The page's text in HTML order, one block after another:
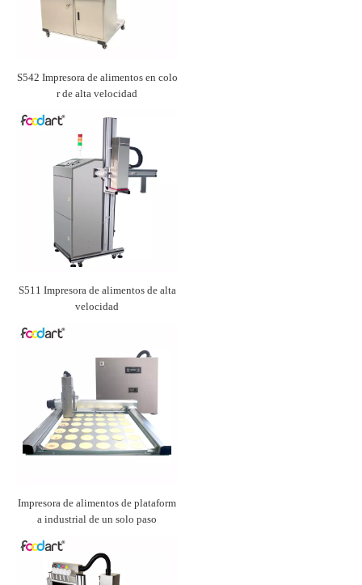
S542 Impresora de alimentos en colo
r de alta velocidad
S511 Impresora de alimentos de alta
velocidad
Impresora de alimentos de plataform
a industrial de un solo paso